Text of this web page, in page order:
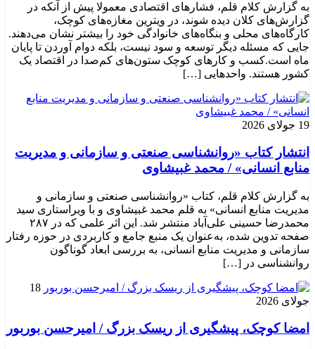
به گزارش کلام قلم، فشارهای اقتصادی معمولا پیش از آنکه در
گزارش‌های کلان دیده شوند، در ویترین مغازه‌های کوچک،
کارگاه‌های محلی و بنگاه‌های خانوادگی خود را بیشتر نشان می‌دهند.
جایی که مسئله دیگر توسعه و سود نیست، بلکه دوام آوردن تا پایان
ماه است.کسب‌ و کارهای کوچک ستون‌های کم‌صدا در اقتصاد یک
کشور هستند. واحدهایی […]
19 جولای 2026
انتشار کتاب «روانشناسی صنعتی و سازمانی و مدیریت
منابع انسانی» / محمد غبیشاوی
به گزارش کلام قلم، کتاب «روانشناسی صنعتی و سازمانی و
مدیریت منابع انسانی» به قلم محمد غبیشاوی و با ویراستاری سید
محمدرضا حسینی علی‌آباد منتشر شد. این اثر علمی که در ۲۸۷
صفحه تدوین شده، به‌عنوان یک منبع جامع و کاربردی در حوزه رفتار
سازمانی و مدیریت منابع انسانی، به بررسی ابعاد گوناگون
روانشناسی در […]
18
جولای 2026
امضا کوچک، پیشگیری از ریسک بزرگ / امیرحسن بوربور